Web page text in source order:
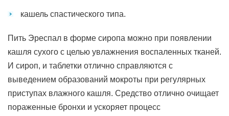
кашель спастического типа.
Пить Эреспал в форме сиропа можно при появлении
кашля сухого с целью увлажнения воспаленных тканей.
И сироп, и таблетки отлично справляются с
выведением образований мокроты при регулярных
приступах влажного кашля. Средство отлично очищает
пораженные бронхи и ускоряет процесс